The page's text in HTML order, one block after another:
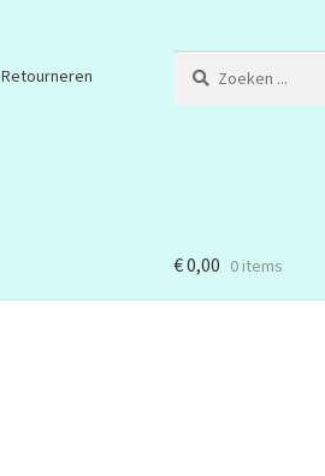
Retourneren
€0,00 0 items